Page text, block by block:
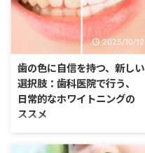
府は経済財政運営と改革の基本方
針（骨太の方針）案で、「国民皆
歯科健診制度」の検討を明記しま
した。 これは国民に毎年の歯科
健診を義務付ける制度の案で、歯
周病などの疾患を悪化前に見つ
け、生涯医療費を抑えるためのも
のだそうです。 日本では現在、
高校生までは毎年の歯科健診が義
務付けられていますが、 大学生
や社会人は対象と ...
2025/10/12
歯の色に自信を持つ、新しい
選択肢：歯科医院で行う、
日常的なホワイトニングの
ススメ
はじめに：歯の美しさがもたらす
自信 白く輝く歯は、清潔感や